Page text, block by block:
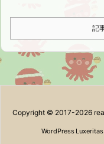
記
Copyright © 2017-2026
WordPress